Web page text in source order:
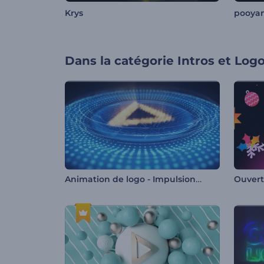
Krys
Dans la catégorie Intros et
Animation de logo - Impulsion technologique